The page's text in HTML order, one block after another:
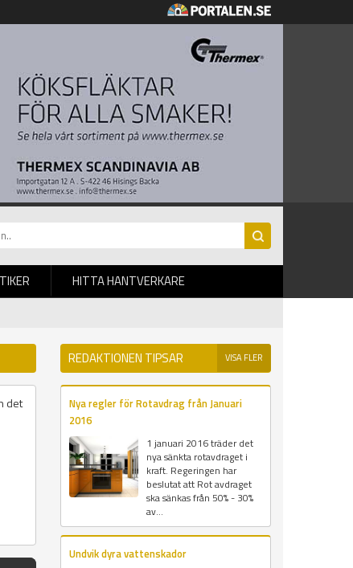
HITTA HANTVERKARE
det
REDAKTIONEN TIPSAR VISA FLER
Nya regler för Rotavdrag från Januari
2016
1 januari 2016 träder det
nya sänkta rotavdraget i
kraft. Regeringen har
beslutat att Rot avdraget
ska sänkas från 50% - 30%
av...
Undvik dyra vattenskador